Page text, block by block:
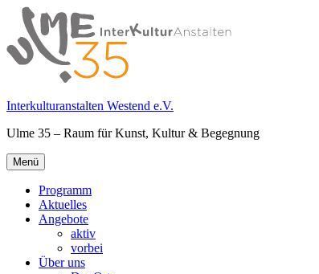
Springe
zum
Inhalt
Interkulturanstalten Westend e.V.
Ulme 35 – Raum für Kunst, Kultur & Begegnung
Primäres
Menü
Menü
Programm
Aktuelles
Angebote
aktiv
vorbei
Über uns